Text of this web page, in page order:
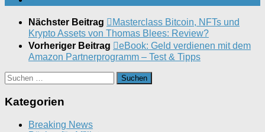
Nächster Beitrag
Masterclass Bitcoin, NFTs und
Krypto Assets von Thomas Blees: Review?
Vorheriger Beitrag
eBook: Geld verdienen mit dem
Amazon Partnerprogramm – Test & Tipps
Suchen
nach:
Kategorien
Breaking News